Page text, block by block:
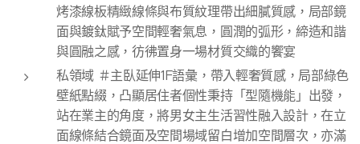
烤漆線板精緻線條與布質紋理帶出細膩質感，局部鏡
面與鍍鈦賦予空間輕奢氣息，圓潤的弧形，締造和諧
與圓融之感，彷彿置身一場材質交織的饗宴
私領域 ＃主臥延伸1F語彙，帶入輕奢質感，局部綠色
壁紙點綴，凸顯居住者個性秉持「型隨機能」出發，
站在業主的角度，將男女主生活習性融入設計，在立
面線條結合鏡面及空間場域留白增加空間層次，亦滿